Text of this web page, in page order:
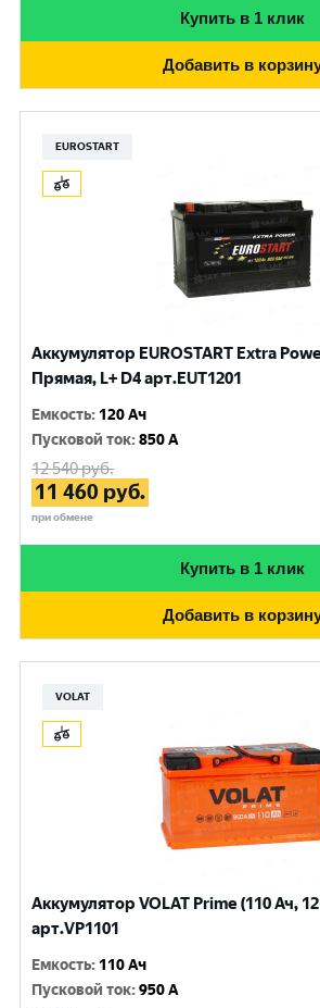
Купить в 1 клик
Добавить в
EUROSTART
Аккумулятор EUROSTART Extra
Прямая, L+ D4 арт.EUT1201
Емкость: 120 Ач
Пусковой ток:850 A
12 540руб.
11 460 руб.
при обмене
Купить в 1 клик
Добавить в
VOLAT
Аккумулятор VOLAT Prime (110 Ач,
арт.VP1101
Емкость: 110 Ач
Пусковой ток:950 A